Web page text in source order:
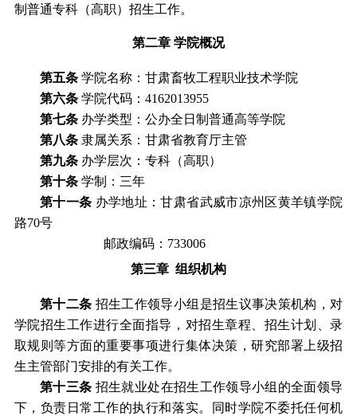
制普通专科（高职）招生工作。
第二章 学院概况
第五条 学院名称：甘肃畜牧工程职业技术学院
第六条 学院代码： 4162013955
第七条 办学类型：公办全日制普通高等学院
第八条 隶属关系：甘肃省教育厅主管
第九条 办学层次：专科（高职）
第十条 学制：三年
第十一条 办学地址：甘肃省武威市凉州区黄羊镇学院
路70号
邮政编码： 733006
第三章 组织机构
第十二条 招生工作领导小组是招生议事决策机构，对
学院招生工作进行全面指导，对招生章程、招生计划、录
取规则等方面的重要事项进行集体决策，研究部署上级招
生主管部门安排的有关工作。
第十三条 招生就业处在招生工作领导小组的全面领导
下，负责日常工作的执行和落实。
同时学院不委托任何机